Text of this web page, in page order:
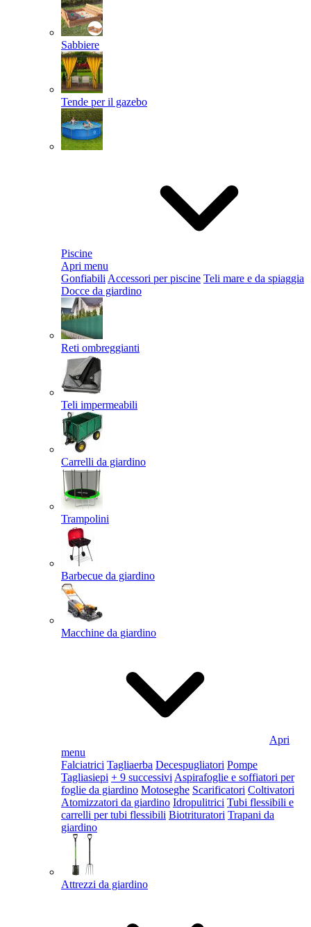
Sabbiere
Tende per il gazebo
Piscine
Apri menu
Gonfiabili Accessori per piscine Teli mare e da spiaggia
Docce da giardino
Reti ombreggianti
Teli impermeabili
Carrelli da giardino
Trampolini
Barbecue da giardino
Macchine da giardino
Apri
menu
Falciatrici Tagliaerba Decespugliatori Pompe
Tagliasiepi + 9 successivi Aspirafoglie e soffiatori per
foglie da giardino Motoseghe Scarificatori Coltivatori
Atomizzatori da giardino Idropulitrici Tubi flessibili e
carrelli per tubi flessibili Biotrituratori Trapani da
giardino
Attrezzi da giardino